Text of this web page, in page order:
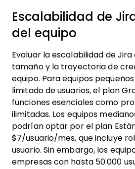
Escalabilidad de
del equipo
Evaluar la escalabilidad de Jira
tamaño y la trayectoria de
equipo. Para equipos
limitado de usuarios, el plan
funciones esenciales como
ilimitadas. Los equipos
podrían optar por el plan
$7/usuario/mes, que incluye
usuario. Sin embargo, los
empresas con hasta 50.000